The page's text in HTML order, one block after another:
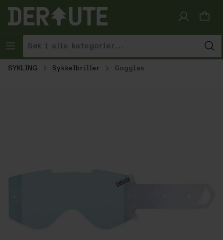
Hopp til innhold
SYKLING Sykkelbriller Goggles